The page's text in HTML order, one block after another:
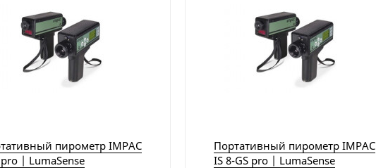
пирометр IMPAC
| LumaSense
Портативный пирометр IMPAC
IS 8-GS pro | LumaSense